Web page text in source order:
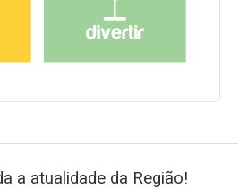
a atualidade da Região!